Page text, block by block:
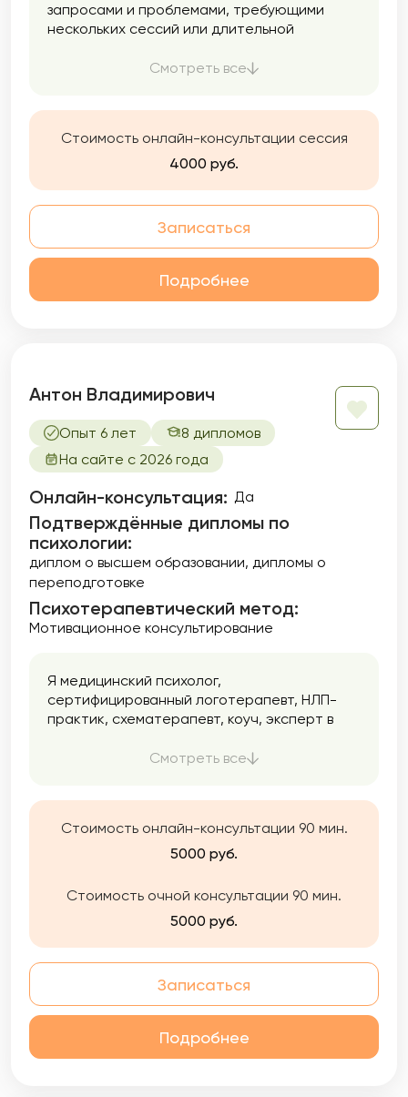
запросами и проблемами, требующими
нескольких сессий или длительной
помощь, поддержка, приходите ко мне на
Смотреть все
Стоимость онлайн-консультации сессия
4000 руб.
Записаться
Подробнее
Антон Владимирович
Опыт 6 лет
8 дипломов
На сайте с 2026 года
Онлайн-консультация: Да
Подтверждённые дипломы по
психологии:
диплом о высшем образовании дипломы о
переподготовке
Психотерапевтический метод:
Мотивационное консультирование
Я медицинский психолог,
сертифицированный логотерапевт, НЛП-
практик, схематерапевт, коуч, эксперт в
наркологических и поведенческих
Смотреть все
Стоимость онлайн-консультации 90 мин.
5000 руб.
Стоимость очной консультации 90 мин.
5000 руб.
Записаться
Подробнее